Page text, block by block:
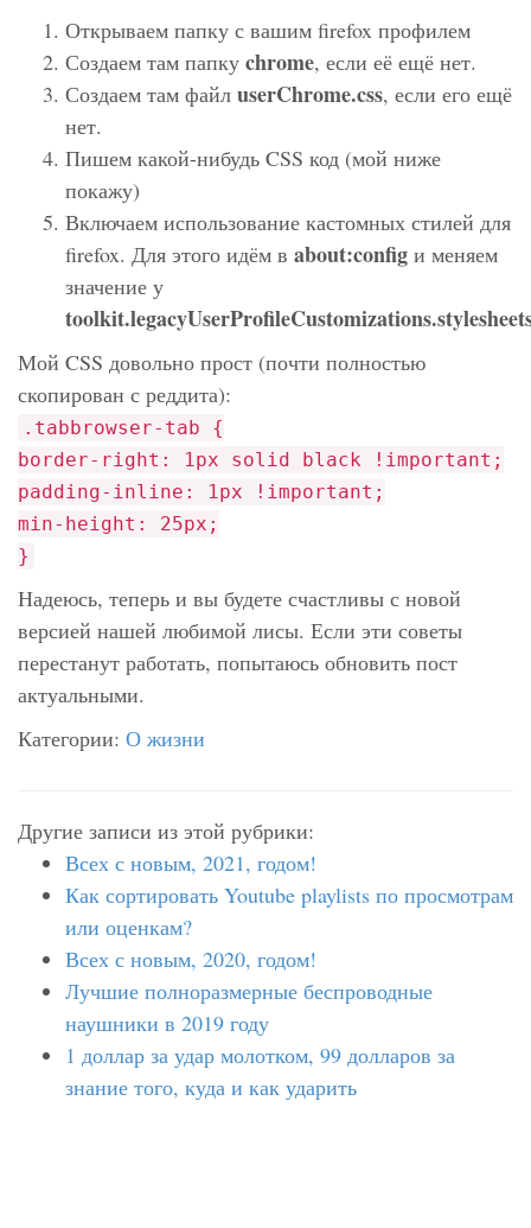
Открываем папку с вашим firefox профилем
Создаем там папку chrome, если её ещё нет.
Создаем там файл userChrome.css, если его ещё
нет.
Пишем какой-нибудь CSS код (мой ниже
покажу)
Включаем использование кастомных стилей для
firefox. Для этого идём в about:config и меняем
значение у
Мой CSS довольно прост (почти полностью
скопирован с реддита):
.tabbrowser-tab {
border-right: 1px solid black !important;
padding-inline: 1px !important;
min-height: 25px;
}
Надеюсь, теперь и вы будете счастливы с новой
версией нашей любимой лисы. Если эти советы
перестанут работать, попытаюсь обновить пост
актуальными.
Категории: О жизни
Другие записи из этой рубрики:
Всех с новым, 2021, годом!
Как сортировать Youtube playlists по просмотрам
или оценкам?
Всех с новым, 2020, годом!
Лучшие полноразмерные беспроводные
наушники в 2019 году
1 доллар за удар молотком, 99 долларов за
знание того, куда и как ударить